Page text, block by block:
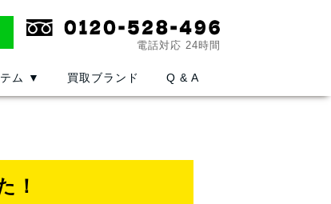
電話対応 24時間
ム ▼ 買取ブランド Q & A
！